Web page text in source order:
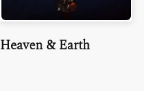
Heaven & Earth